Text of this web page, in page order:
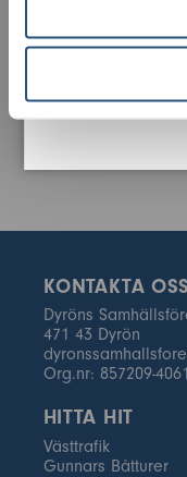
KONTAKTA OSS
Dyröns
471 43 Dyrön
Org.nr: 857209-4061
HITTA HIT
Västtrafik
Gunnars Båtturer